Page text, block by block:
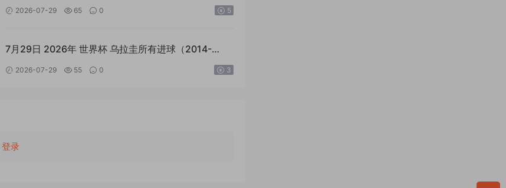
一个欧冠进球 外语MP4足球素材
2026-07-29 65 0 5
7月29日 2026年 世界杯 乌拉圭所有进球（2014-
2022） 外语MP4足球素材
2026-07-29 55 0 3
登录